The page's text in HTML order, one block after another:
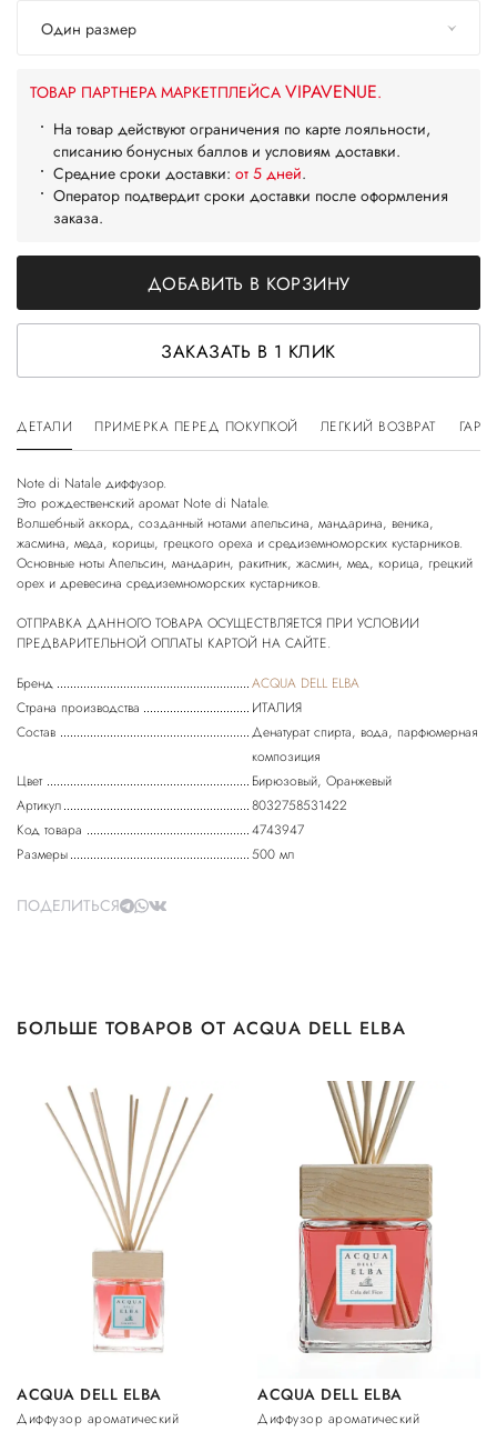
Один размер
ТОВАР ПАРТНЕРА МАРКЕТПЛЕЙСА VIPAVENUE.
На товар действуют ограничения по карте лояльности,
списанию бонусных баллов и условиям доставки.
Средние сроки доставки: от 5 дней.
Оператор подтвердит сроки доставки после оформления
заказа.
ДОБАВИТЬ В КОРЗИНУ
ЗАКАЗАТЬ В 1 КЛИК
ДЕТАЛИ ПРИМЕРКА ПЕРЕД ПОКУПКОЙ ЛЕГКИЙ ВОЗВРАТ
Note di Natale диффузор.
Это рождественский аромат Note di Natale.
Волшебный аккорд, созданный нотами апельсина, мандарина, веника,
жасмина, меда, корицы, грецкого ореха и средиземноморских кустарников.
Основные ноты Апельсин, мандарин, ракитник, жасмин, мед, корица, грецкий
орех и древесина средиземноморских кустарников.
ОТПРАВКА ДАННОГО ТОВАРА ОСУЩЕСТВЛЯЕТСЯ ПРИ УСЛОВИИ
Бренд
ACQUA DELL ELBA
Страна производства
ИТАЛИЯ
Состав
Денатурат спирта, вода, парфюмерная
композиция
Цвет
Бирюзовый, Оранжевый
Артикул
8032758531422
Код товара
4743947
Размеры
500 мл
ПОДЕЛИТЬСЯ
БОЛЬШЕ ТОВАРОВ ОТ ACQUA DELL ELBA
ACQUA DELL ELBA
Диффузор ароматический
ACQUA DELL ELBA
Диффузор ароматический